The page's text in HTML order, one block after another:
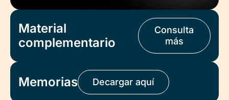
Material
complementario
Consulta
más
Memorias Decargar aquí